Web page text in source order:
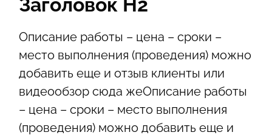
КОНТАКТЫ
Заголовок Н2
Описание работы – цена – сроки –
место выполнения (проведения) можно
добавить еще и отзыв клиенты или
видеообзор сюда жеОписание работы
– цена – сроки – место выполнения
(проведения) можно добавить еще и